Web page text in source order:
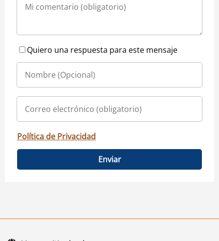
Quiero una respuesta para este mensaje
Política de Privacidad
Enviar